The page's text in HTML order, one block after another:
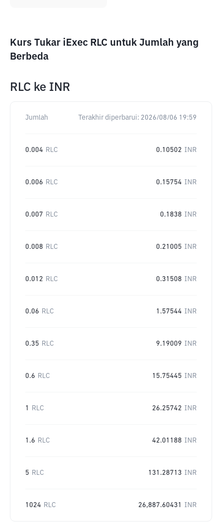
Kurs Tukar iExec RLC untuk Jumlah yang
Berbeda
RLC ke INR
Jumlah Terakhir diperbarui: 2026/08/06 19:59
0.004 RLC 0.10502 INR
0.006 RLC 0.15754 INR
0.007 RLC 0.1838 INR
0.008 RLC 0.21005 INR
0.012 RLC 0.31508 INR
0.06 RLC 1.57544 INR
0.35 RLC 9.19009 INR
0.6 RLC 15.75445 INR
1 RLC 26.25742 INR
1.6 RLC 42.01188 INR
5 RLC 131.28713 INR
1024 RLC 26,887.60431 INR